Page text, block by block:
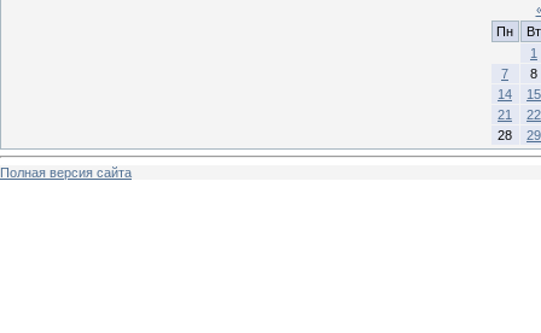
Пн
Вт
1
7
8
14
15
21
22
28
29
Полная версия сайта